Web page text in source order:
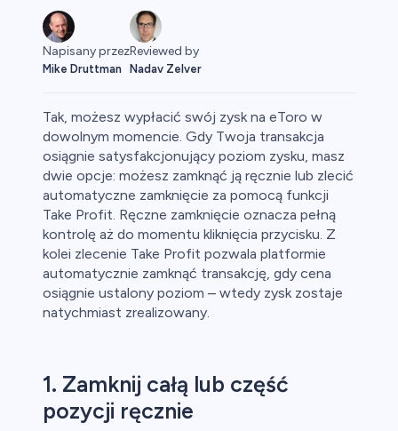
Napisany przez
Mike Druttman
Reviewed by
Nadav Zelver
Tak, możesz wypłacić swój zysk na eToro w
dowolnym momencie. Gdy Twoja transakcja
osiągnie satysfakcjonujący poziom zysku, masz
dwie opcje: możesz zamknąć ją ręcznie lub zlecić
automatyczne zamknięcie za pomocą funkcji
Take Profit. Ręczne zamknięcie oznacza pełną
kontrolę aż do momentu kliknięcia przycisku. Z
kolei zlecenie Take Profit pozwala platformie
automatycznie zamknąć transakcję, gdy cena
osiągnie ustalony poziom – wtedy zysk zostaje
natychmiast zrealizowany.
1. Zamknij całą lub część
pozycji ręcznie